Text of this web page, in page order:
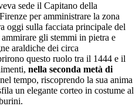
sede il Capitano della
per amministrare la zona
oggi sulla facciata principale del
ammirare gli stemmi in pietra e
araldiche dei circa
questo ruolo tra il 1444 e il
nella seconda metà di
tempo, riscoprendo la sua anima
un elegante corteo in costume al